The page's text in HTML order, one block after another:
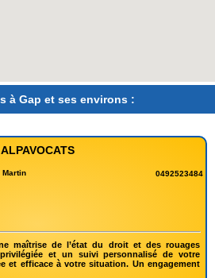
à Gap et ses environs :
ALPAVOCATS
Martin
0492523484
maîtrise de l’état du droit et des rouages
et un suivi personnalisé de votre
et efficace à votre situation. Un engagement